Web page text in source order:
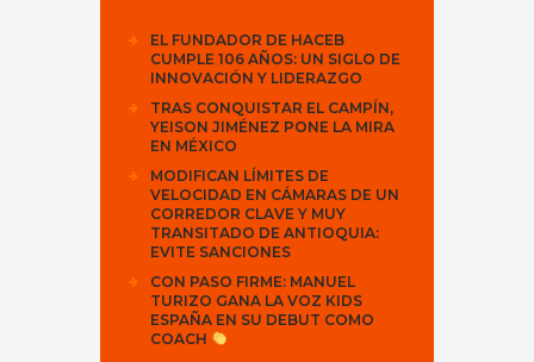
EL FUNDADOR DE HACEB
CUMPLE 106 AÑOS: UN SIGLO DE
INNOVACIÓN Y LIDERAZGO
TRAS CONQUISTAR EL CAMPÍN,
YEISON JIMÉNEZ PONE LA MIRA
EN MÉXICO
MODIFICAN LÍMITES DE
VELOCIDAD EN CÁMARAS DE UN
CORREDOR CLAVE Y MUY
TRANSITADO DE ANTIOQUIA:
EVITE SANCIONES
CON PASO FIRME: MANUEL
TURIZO GANA LA VOZ KIDS
ESPAÑA EN SU DEBUT COMO
COACH